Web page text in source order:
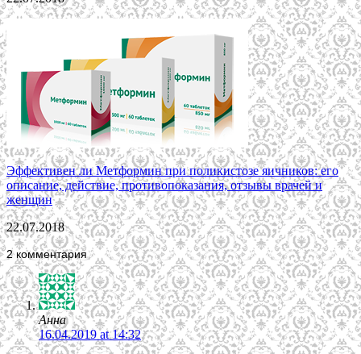
Эффективен ли Метформин при поликистозе яичников: его
описание, действие, противопоказания, отзывы врачей и
женщин
22.07.2018
2 комментария
Анна
16.04.2019 at 14:32